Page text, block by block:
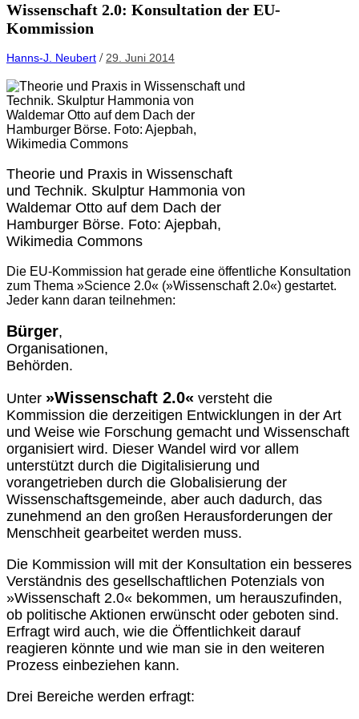
Wissenschaft 2.0: Konsultation der EU-
Kommission
Hanns-J. Neubert /29. Juni 2014
Theorie und Praxis in Wissenschaft
und Technik. Skulptur Hammonia von
Waldemar Otto auf dem Dach der
Hamburger Börse. Foto: Ajepbah,
Wikimedia Commons
Die EU-Kommission hat gerade eine öffentliche Konsultation
zum Thema »Science 2.0« (»Wissenschaft 2.0«) gestartet.
Jeder kann daran teilnehmen:
Bürger,
Organisationen,
Behörden.
Unter »Wissenschaft 2.0« versteht die
Kommission die derzeitigen Entwicklungen in der Art
und Weise wie Forschung gemacht und Wissenschaft
organisiert wird. Dieser Wandel wird vor allem
unterstützt durch die Digitalisierung und
vorangetrieben durch die Globalisierung der
Wissenschaftsgemeinde, aber auch dadurch, das
zunehmend an den großen Herausforderungen der
Menschheit gearbeitet werden muss.
Die Kommission will mit der Konsultation ein besseres
Verständnis des gesellschaftlichen Potenzials von
»Wissenschaft 2.0« bekommen, um herauszufinden,
ob politische Aktionen erwünscht oder geboten sind.
Erfragt wird auch, wie die Öffentlichkeit darauf
reagieren könnte und wie man sie in den weiteren
Prozess einbeziehen kann.
Drei Bereiche werden erfragt: